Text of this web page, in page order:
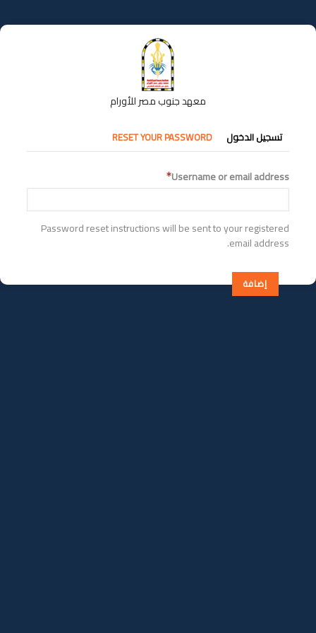
إلى
المحتوى
معهد جنوب مصر للأورام
التبويبات
الأساسية
تسجيل الدخول RESET YOUR PASSWORD
Username or email address
Password reset instructions will be sent to your registered
email address.